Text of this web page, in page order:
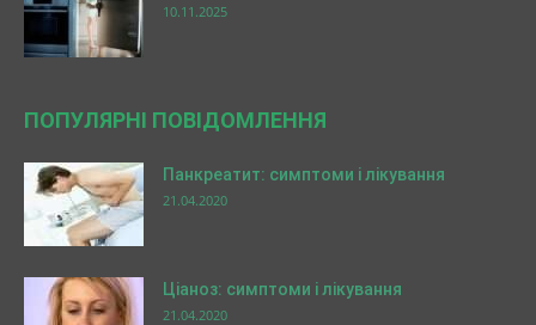
10.11.2025
ПОПУЛЯРНІ ПОВІДОМЛЕННЯ
Панкреатит: симптоми і лікування
21.04.2020
Ціаноз: симптоми і лікування
21.04.2020